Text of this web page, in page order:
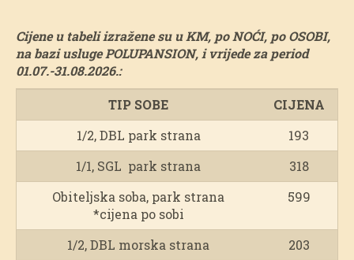
Cijene u tabeli izražene su u KM, po NOĆI, po OSOBI,
na bazi usluge POLUPANSION, i vrijede za period
01.07.-31.08.2026.:
TIP SOBE
CIJENA
1/2, DBL park strana
193
1/1, SGL park strana
318
Obiteljska soba, park strana
*cijena po sobi
599
1/2, DBL morska strana
203